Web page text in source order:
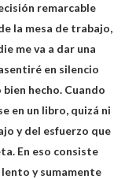
remarcable
la mesa de trabajo,
me va a dar una
en silencio
hecho. Cuando
en un libro, quizá ni
y del esfuerzo que
En eso consiste
y sumamente